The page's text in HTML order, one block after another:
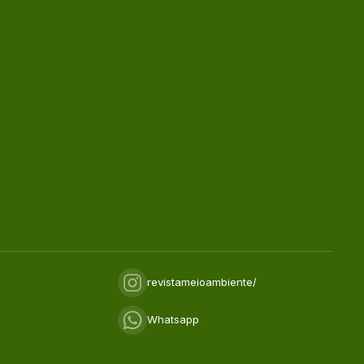
revistameioambiente/
Whatsapp